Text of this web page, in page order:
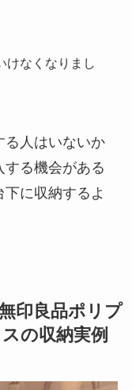
けなくなりまし
る人はいないか
する機会がある
に収納するよ
印良品ポリプ
の収納実例